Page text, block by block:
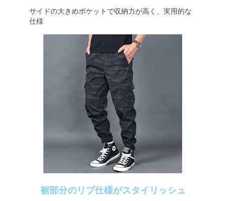
サイドの大きめポケットで収納力が高く、実用的な
仕様
裾部分のリブ仕様がスタイリッシュ